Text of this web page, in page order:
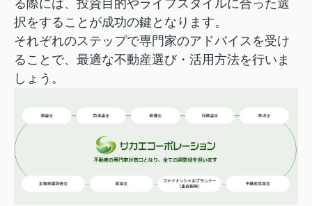
る際には、投資目的やライフスタイルに合った選
択をすることが成功の鍵となります。
それぞれのステップで専門家のアドバイスを受け
ることで、 最適な不動産選び・活用方法を行いま
しょう。